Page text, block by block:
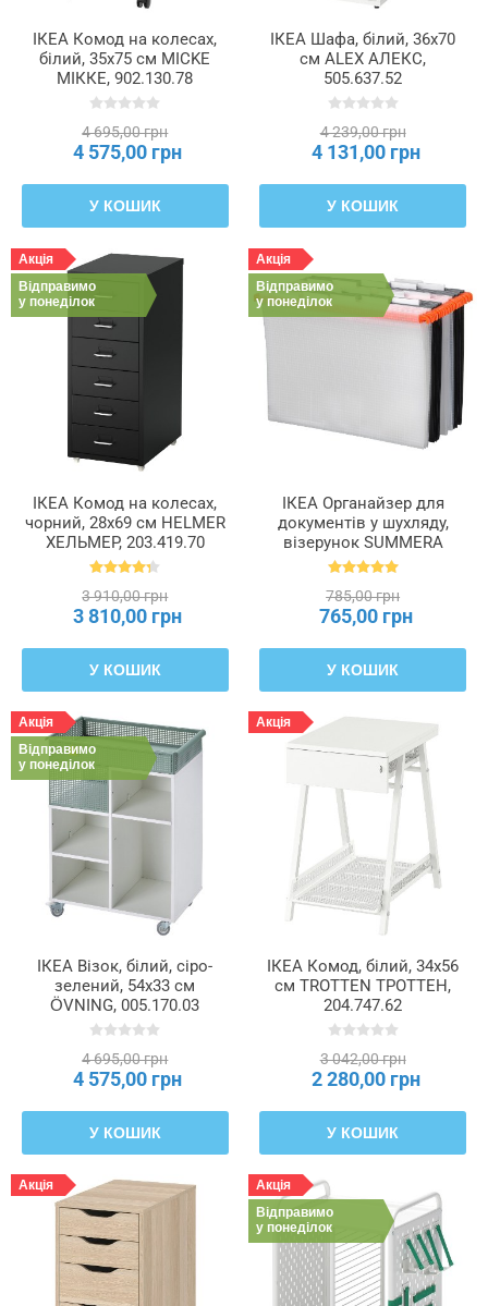
Матеріал
Матеріал
ніжок
Матеріал
ручки
Навантаження
на
полицю
Споживання
потужності
Тип
використовуваної
—
фасад
Тип
використовуваної
—
Тип
використовуваної
плити
—
верхній
вінцевий
елемент
використовуваної
плити
—
полиці
світла
Тип
задньої
стінки
всередині
ІКЕА Комод на колесах,
білий, 35x75 см MICKE
МІККЕ, 902.130.78
4 695,00 грн
4 575,00 грн
У КОШИК
ІКЕА Шафа, білий, 36x70
см ALEX АЛЕКС,
505.637.52
4 239,00 грн
4 131,00 грн
У КОШИК
Акція
Відправимо
у понеділок
ІКЕА Комод на колесах,
чорний, 28x69 см HELMER
ХЕЛЬМЕР, 203.419.70
3 910,00 грн
3 810,00 грн
У КОШИК
Акція
Відправимо
у понеділок
ІКЕА Органайзер для
документів у шухляду,
візерунок SUMMERA
СУММЕРА, 202.522.66
785,00 грн
765,00 грн
У КОШИК
Акція
Відправимо
у понеділок
ІКЕА Візок, білий, сіро-
зелений, 54x33 см
ÖVNING, 005.170.03
4 695,00 грн
4 575,00 грн
У КОШИК
Акція
ІКЕА Комод, білий, 34x56
см TROTTEN ТРОТТЕН,
204.747.62
3 042,00 грн
2 280,00 грн
У КОШИК
Акція
Акція
Відправимо
у понеділок